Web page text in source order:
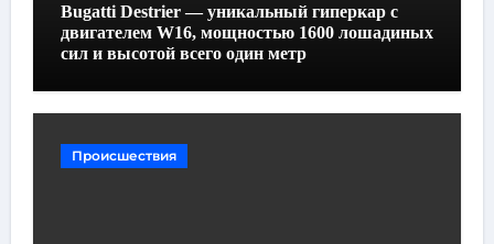
Bugatti Destrier — уникальный гиперкар с
двигателем W16, мощностью 1600 лошадиных
сил и высотой всего один метр
Происшествия